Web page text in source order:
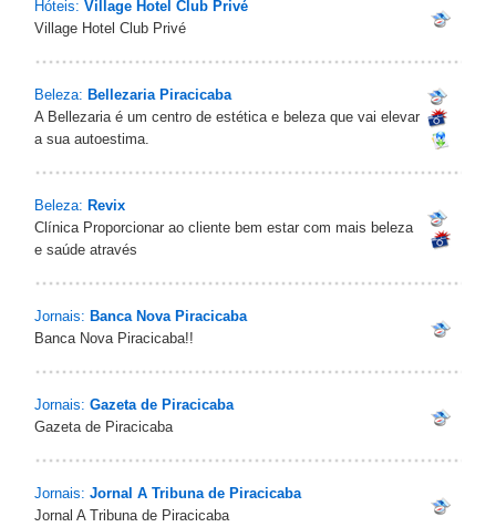
Hóteis: Village Hotel Club Privé
Village Hotel Club Privé
Beleza: Bellezaria Piracicaba
A Bellezaria é um centro de estética e beleza que vai elevar
a sua autoestima.
Beleza: Revix
Clínica Proporcionar ao cliente bem estar com mais beleza
e saúde através
Jornais: Banca Nova Piracicaba
Banca Nova Piracicaba!!
Jornais: Gazeta de Piracicaba
Gazeta de Piracicaba
Jornais: Jornal A Tribuna de Piracicaba
Jornal A Tribuna de Piracicaba